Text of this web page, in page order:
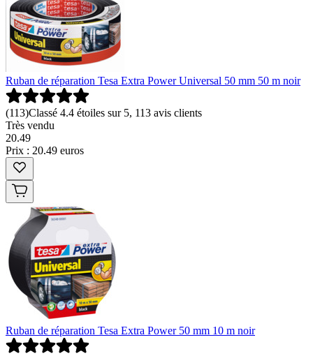
Ruban de réparation Tesa Extra Power Universal 50 mm 50 m noir
(113)Classé 4.4 étoiles sur 5, 113 avis clients
Très vendu
20.49
Prix : 20.49 euros
Ruban de réparation Tesa Extra Power 50 mm 10 m noir